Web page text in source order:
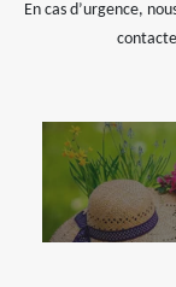
En cas d’urgence,